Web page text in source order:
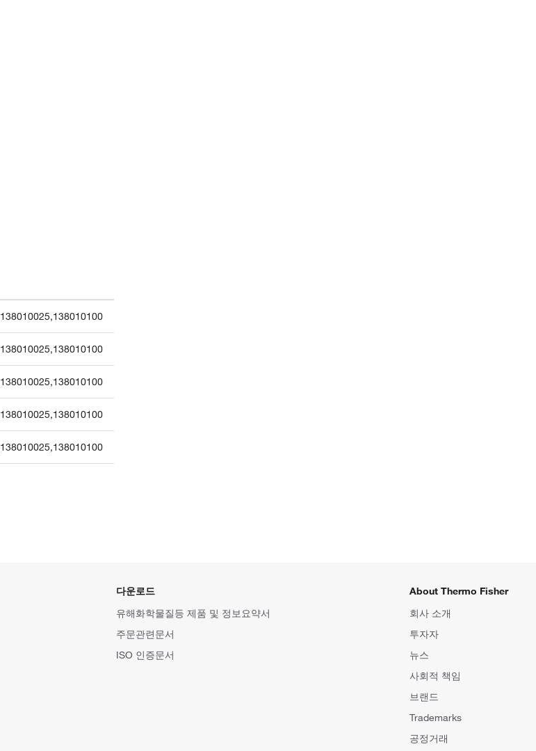
138010025,138010100
138010025,138010100
138010025,138010100
138010025,138010100
138010025,138010100
다운로드
유해화학물질등 제품 및 정보요약서
주문관련문서
ISO 인증문서
About Thermo Fisher
회사 소개
투자자
뉴스
사회적 책임
브랜드
Trademarks
공정거래